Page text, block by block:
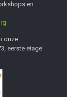
en
onze
eerste etage